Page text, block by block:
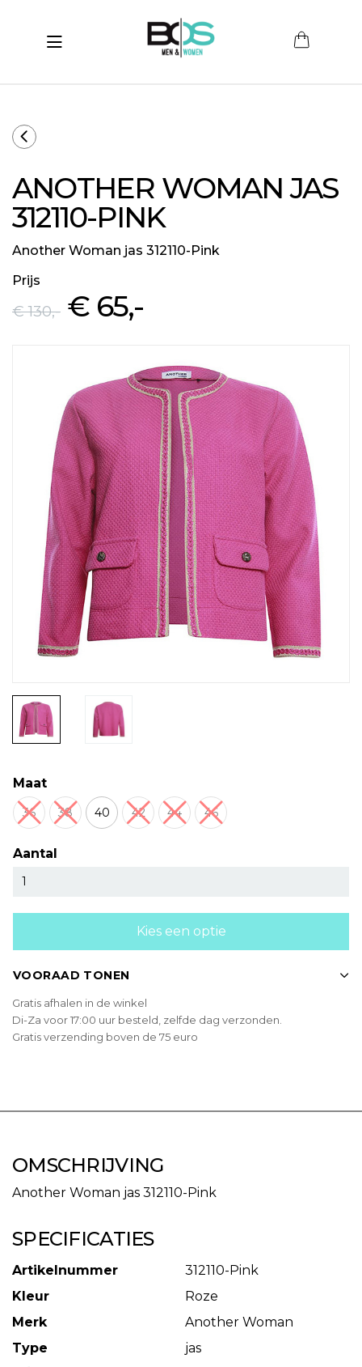
(Men)
(Sale)
Toggle navigation
ANOTHER WOMAN JAS
312110-PINK
Another Woman jas 312110-Pink
Prijs
€ 130,- € 65,-
Maat
36 38 40 42 44 46
Aantal
Kies een optie
VOORAAD TONEN
Gratis afhalen in de winkel
Di-Za voor 17:00 uur besteld, zelfde dag verzonden.
Gratis verzending boven de 75 euro
OMSCHRIJVING
Another Woman jas 312110-Pink
SPECIFICATIES
Artikelnummer
312110-Pink
Kleur
Roze
Merk
Another Woman
Type
jas